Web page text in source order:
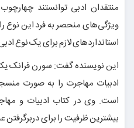
منتقدان ادبی توانستند
ویژگی‌های منحصر به فرد این نوع
استانداردهای لازم برای یک نوع
این نویسنده گفت: سورن فرانک
ادبیات مهاجرت را به صورت
بیشترین ظرفیت را برای